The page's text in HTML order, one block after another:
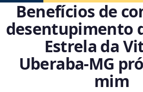
Benefícios de
desentupimento
Estrela da
Uberaba‑MG
mim